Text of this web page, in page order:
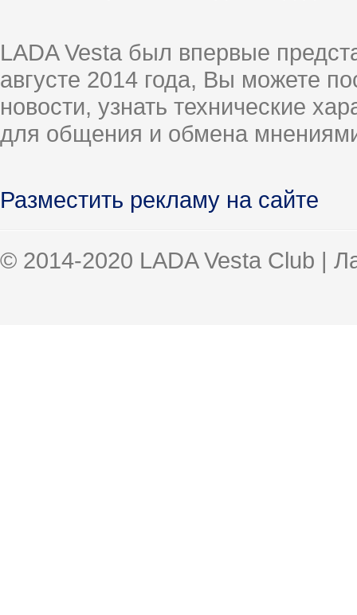
LADA Vesta был впервые
августе 2014 года, Вы можете
новости, узнать технические
для общения и обмена
Разместить рекламу на сайте
© 2014-2020 LADA Vesta Club |